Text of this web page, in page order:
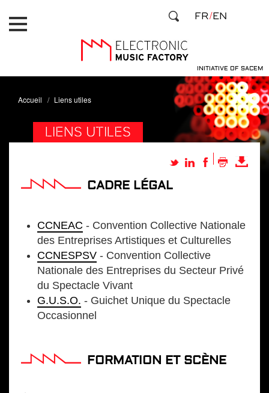
au
contenu
INITIATIVE OF SACEM
FR EN
Accueil Liens utiles
LIENS UTILES
CADRE LÉGAL
CCNEAC - Convention Collective Nationale
des Entreprises Artistiques et Culturelles
CCNESPSV - Convention Collective
Nationale des Entreprises du Secteur Privé
du Spectacle Vivant
G.U.S.O. - Guichet Unique du Spectacle
Occasionnel
FORMATION ET SCÈNE